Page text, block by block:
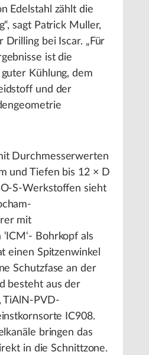
Edelstahl zählt die
sagt Patrick Muller,
Drilling bei Iscar. „Für
ist die
Kühlung, dem
und der
Durchmesserwerten
und Tiefen bis 12 × D
S-Werkstoffen sieht
mit
Bohrkopf als
einen Spitzenwinkel
Schutzfase an der
besteht aus der
TiAlN-PVD-
IC908.
bringen das
in die Schnittzone.